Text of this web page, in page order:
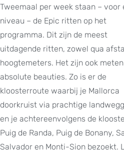
Tweemaal per week staan – voor
niveau – de Epic ritten op het
programma. Dit zijn de meest
uitdagende ritten, zowel qua
hoogtemeters. Het zijn ook
absolute beauties. Zo is er de
kloosterroute waarbij je Mallorca
doorkruist via prachtige
en je achtereenvolgens de
Puig de Randa, Puig de Bonany,
Salvador en Monti-Sion bezoekt.